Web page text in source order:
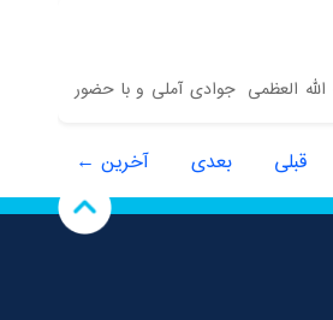
الله العظمی جوادی آملی و با حضور
قبلی بعدی آخرین ←